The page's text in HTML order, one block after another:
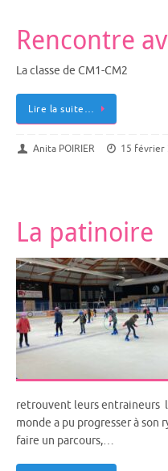
Rencontre
La classe de CM1-CM2
Lire la suite…
Anita POIRIER 15 février
La patinoire
retrouvent leurs entraineurs
monde a pu progresser à son
faire un parcours,…